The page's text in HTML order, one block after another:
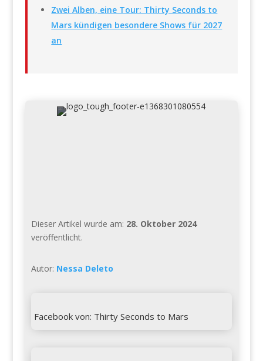
Zwei Alben, eine Tour: Thirty Seconds to
Mars kündigen besondere Shows für 2027
an
Dieser Artikel wurde am: 28. Oktober 2024
veröffentlicht.
Autor: Nessa Deleto
Facebook von: Thirty Seconds to Mars